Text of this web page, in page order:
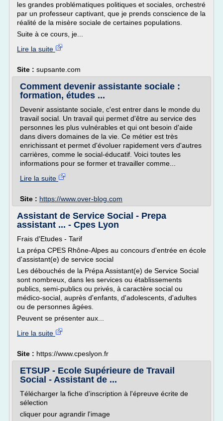
les grandes problématiques politiques et sociales, orchestré
par un professeur captivant, que je prends conscience de la
réalité de la misère sociale de certaines populations.
Suite à ce cours, je...
Lire la suite
Site : supsante.com
Comment devenir assistante sociale :
formation, études ...
Devenir assistante sociale, c'est entrer dans le monde du
travail social. Un travail qui permet d'être au service des
personnes les plus vulnérables et qui ont besoin d'aide
dans divers domaines de la vie. Ce métier est très
enrichissant et permet d'évoluer rapidement vers d'autres
carrières, comme le social-éducatif. Voici toutes les
informations pour se former et travailler comme...
Lire la suite
Site : https://www.over-blog.com
Assistant de Service Social - Prepa
assistant ... - Cpes Lyon
Frais d'Etudes - Tarif
La prépa CPES Rhône-Alpes au concours d'entrée en école
d'assistant(e) de service social
Les débouchés de la Prépa Assistant(e) de Service Social
sont nombreux, dans les services ou établissements
publics, semi-publics ou privés, à caractère social ou
médico-social, auprès d'enfants, d'adolescents, d'adultes
ou de personnes âgées.
Peuvent se présenter aux...
Lire la suite
Site : https://www.cpeslyon.fr
ETSUP - Ecole Supérieure de Travail
Social - Assistant de ...
Télécharger la fiche d'inscription à l'épreuve écrite de
sélection
cliquer pour agrandir l'image